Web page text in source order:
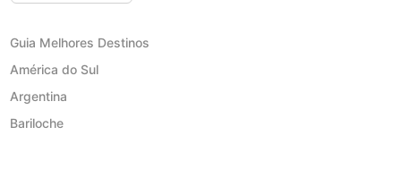
Guia Melhores Destinos
América do Sul
Argentina
Bariloche